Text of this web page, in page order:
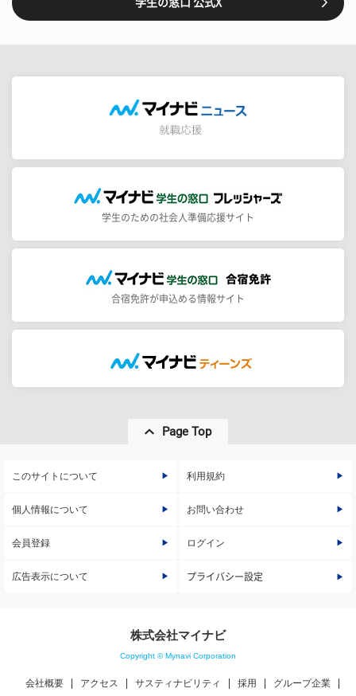
学生のための社会人準備応援サイト
合宿免許が申込める情報サイト
Page Top
このサイトについて 利用規約
個人情報について お問い合わせ
会員登録 ログイン
広告表示について プライバシー設定
株式会社マイナビ
Copyright © Mynavi Corporation
会社概要 アクセス サスティナビリティ 採用 グループ企業